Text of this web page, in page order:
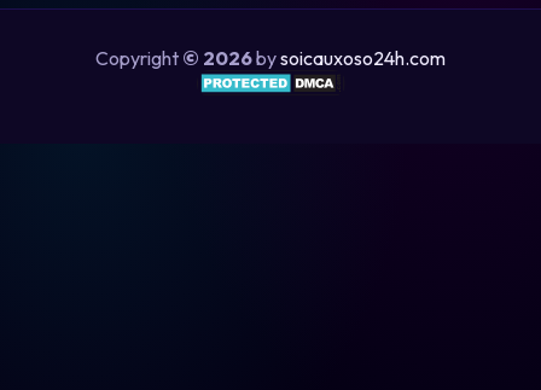
Copyright © 2026bysoicauxoso24h.com